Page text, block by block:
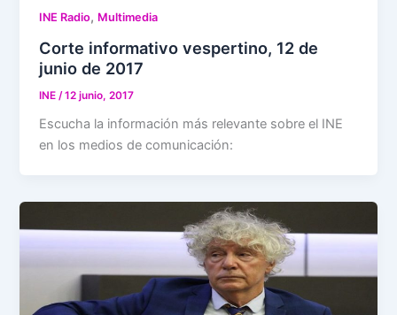
INE Radio, Multimedia
Corte informativo vespertino, 12 de
junio de 2017
INE /12 junio, 2017
Escucha la información más relevante sobre el INE
en los medios de comunicación: